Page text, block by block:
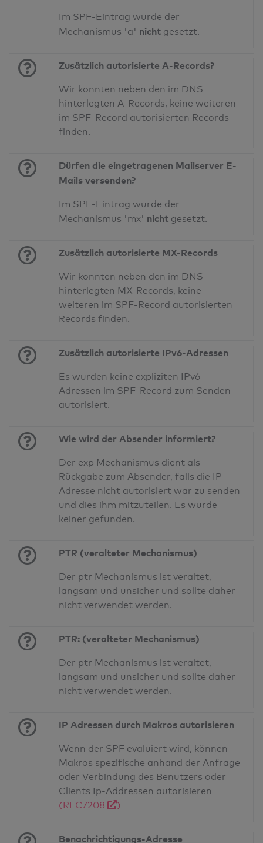
Im SPF-Eintrag wurde der
Mechanismus 'a' nicht gesetzt.
Zusätzlich autorisierte A-Records?
Wir konnten neben den im DNS
hinterlegten A-Records, keine weiteren
im SPF-Record autorisierten Records
finden.
Dürfen die eingetragenen Mailserver E-
Mails versenden?
Im SPF-Eintrag wurde der
Mechanismus 'mx' nicht gesetzt.
Zusätzlich autorisierte MX-Records
Wir konnten neben den im DNS
hinterlegten MX-Records, keine
weiteren im SPF-Record autorisierten
Records finden.
Zusätzlich autorisierte IPv6-Adressen
Es wurden keine expliziten IPv6-
Adressen im SPF-Record zum Senden
autorisiert.
Wie wird der Absender informiert?
Der exp Mechanismus dient als
Rückgabe zum Absender, falls die IP-
Adresse nicht autorisiert war zu senden
und dies ihm mitzuteilen. Es wurde
keiner gefunden.
PTR (veralteter Mechanismus)
Der ptr Mechanismus ist veraltet,
langsam und unsicher und sollte daher
nicht verwendet werden.
PTR: (veralteter Mechanismus)
Der ptr Mechanismus ist veraltet,
langsam und unsicher und sollte daher
nicht verwendet werden.
IP Adressen durch Makros autorisieren
Wenn der SPF evaluiert wird, können
Makros spezifische anhand der Anfrage
oder Verbindung des Benutzers oder
Clients Ip-Addressen autorisieren
(RFC7208
)
Benachrichtigungs-Adresse